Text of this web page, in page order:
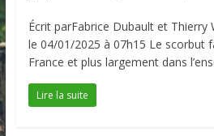
Écrit parFabrice Dubault et Thierry
le 04/01/2025 à 07h15 Le scorbut
France et plus largement dans
Lire la suite